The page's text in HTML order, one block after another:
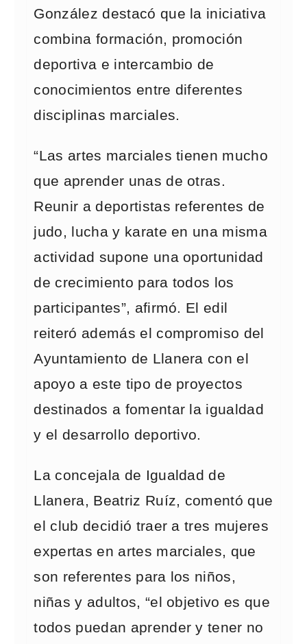
González destacó que la iniciativa
combina formación, promoción
deportiva e intercambio de
conocimientos entre diferentes
disciplinas marciales.
“Las artes marciales tienen mucho
que aprender unas de otras.
Reunir a deportistas referentes de
judo, lucha y karate en una misma
actividad supone una oportunidad
de crecimiento para todos los
participantes”, afirmó. El edil
reiteró además el compromiso del
Ayuntamiento de Llanera con el
apoyo a este tipo de proyectos
destinados a fomentar la igualdad
y el desarrollo deportivo.
La concejala de Igualdad de
Llanera, Beatriz Ruíz, comentó que
el club decidió traer a tres mujeres
expertas en artes marciales, que
son referentes para los niños,
niñas y adultos, “el objetivo es que
todos puedan aprender y tener no